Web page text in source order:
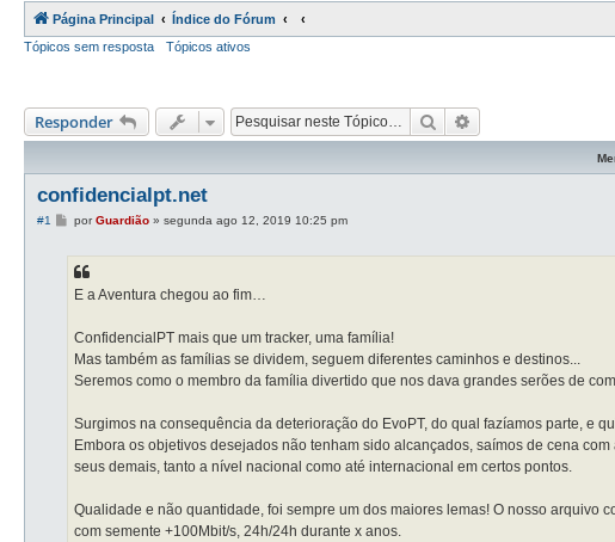
Página Principal
Índice do Fórum
Tópicos sem resposta
Tópicos ativos
Responder Pesquisar
confidencialpt.net
#1
M
a
g
porGuardião» segunda ago 12, 2019 10:25 pm
E a Aventura chegou ao fim…
ConfidencialPT mais que um tracker, uma família!
Mas também as famílias se dividem, seguem diferentes caminhos e destinos...
Seremos como o membro da família divertido que nos dava grandes serões de
Surgimos na consequência da deterioração do EvoPT, do qual fazíamos parte, e
Embora os objetivos desejados não tenham sido alcançados, saímos de cena
seus demais, tanto a nível nacional como até internacional em certos pontos.
Qualidade e não quantidade, foi sempre um dos maiores lemas! O nosso arquivo
com semente +100Mbit/s, 24h/24h durante x anos.